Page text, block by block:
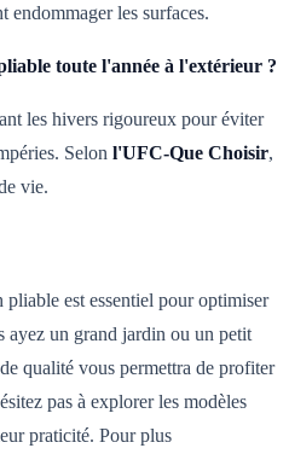
endommager les surfaces.
toute l'année à l'extérieur ?
les hivers rigoureux pour éviter
Selon l'UFC-Que Choisir,
vie.
est essentiel pour optimiser
ayez un grand jardin ou un petit
qualité vous permettra de profiter
pas à explorer les modèles
praticité. Pour plus